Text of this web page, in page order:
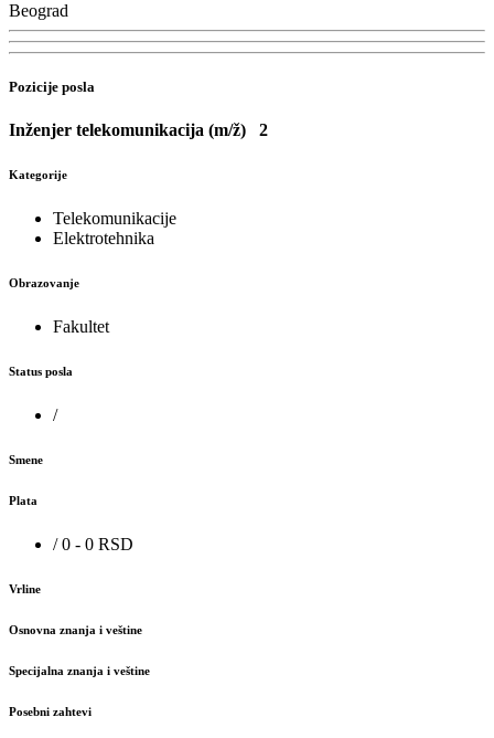
Beograd
Pozicije posla
Inženjer telekomunikacija (m/ž) 2
Kategorije
Telekomunikacije
Elektrotehnika
Obrazovanje
Fakultet
Status posla
/
Smene
Plata
/ 0 - 0 RSD
Vrline
Osnovna znanja i veštine
Specijalna znanja i veštine
Posebni zahtevi